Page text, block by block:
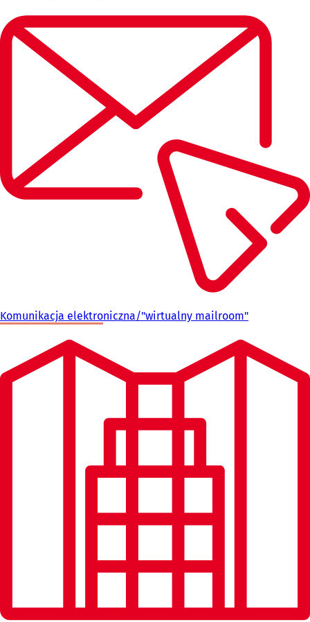
Komunikacja elektroniczna/"wirtualny mailroom"